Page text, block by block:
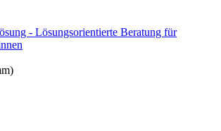
- Lösungsorientierte Beratung für